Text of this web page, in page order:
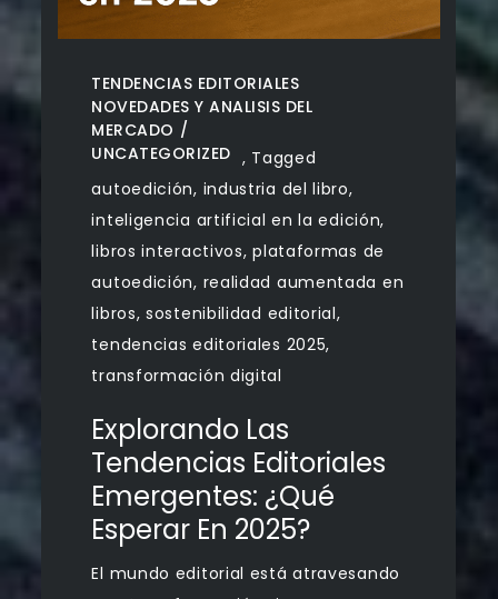
TENDENCIAS EDITORIALES
NOVEDADES Y ANALISIS DEL
MERCADO
,
UNCATEGORIZED
Tagged
autoedición, industria del libro,
inteligencia artificial en la edición,
libros interactivos,plataformas de
autoedición, realidad aumentada en
libros,sostenibilidad editorial,
tendencias editoriales 2025,
transformación digital
Explorando Las
Tendencias Editoriales
Emergentes: ¿Qué
Esperar En 2025?
El mundo editorial está atravesando